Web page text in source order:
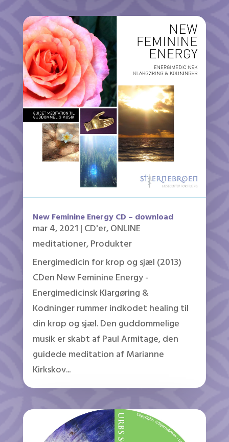
New Feminine Energy CD – download
mar 4, 2021 | CD'er,ONLINE
meditationer,Produkter
Energimedicin for krop og sjæl (2013)
CDen New Feminine Energy -
Energimedicinsk Klargøring &
Kodninger rummer indkodet healing til
din krop og sjæl. Den guddommelige
musik er skabt af Paul Armitage, den
guidede meditation af Marianne
Kirkskov...